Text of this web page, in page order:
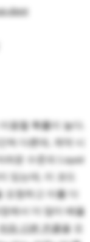
sheet
용할 확률이 높다.
씩 다른데, 계약 시
려운 수준의 Liquid
있는데, 이 코드
요청하고 이를 다
에서 더 많이 배울
저와 15분 컨콜을 요